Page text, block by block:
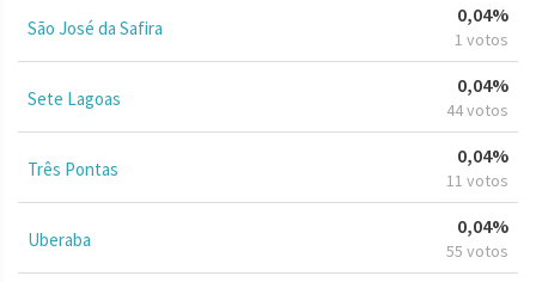
São José da Safira
0,04%
1 votos
Sete Lagoas
0,04%
44 votos
Três Pontas
0,04%
11 votos
Uberaba
0,04%
55 votos